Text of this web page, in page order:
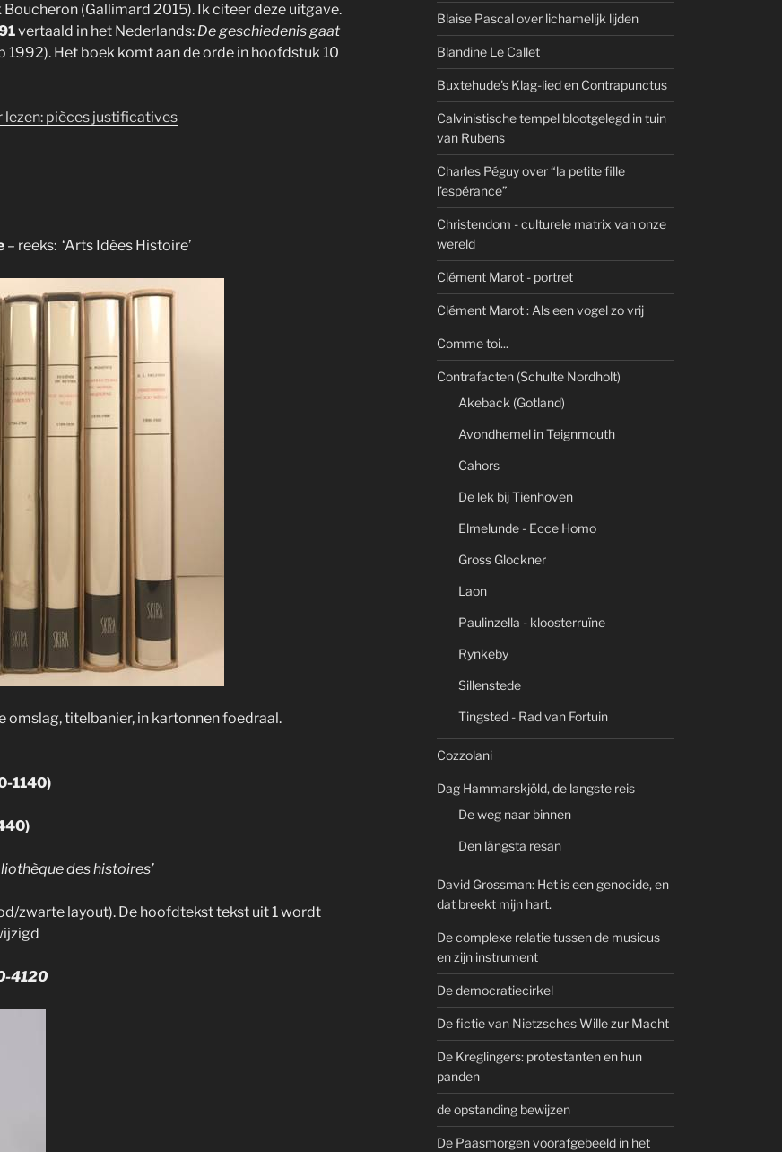
Boucheron (Gallimard 2015). Ik citeer deze uitgave.
vertaald in het Nederlands: De geschiedenis gaat
1992). Het boek komt aan de orde in hoofdstuk 10
lezen: pièces justificatives
– reeks: ‘Arts Idées Histoire’
titelbanier, in kartonnen foedraal.
1140)
des histoires’
zwarte layout). De hoofdtekst tekst uit 1 wordt
4120
Blaise Pascal over lichamelijk lijden
Blandine Le Callet
Buxtehude's Klag-lied en Contrapunctus
Calvinistische tempel blootgelegd in tuin
van Rubens
Charles Péguy over “la petite fille
l’espérance”
Christendom - culturele matrix van onze
wereld
Clément Marot - portret
Clément Marot : Als een vogel zo vrij
Comme toi...
Contrafacten (Schulte Nordholt)
Akeback (Gotland)
Avondhemel in Teignmouth
Cahors
De lek bij Tienhoven
Elmelunde - Ecce Homo
Gross Glockner
Laon
Paulinzella - kloosterruïne
Rynkeby
Sillenstede
Tingsted - Rad van Fortuin
Cozzolani
Dag Hammarskjöld, de langste reis
De weg naar binnen
Den längsta resan
David Grossman: Het is een genocide, en
dat breekt mijn hart.
De complexe relatie tussen de musicus
en zijn instrument
De democratiecirkel
De fictie van Nietzsches Wille zur Macht
De Kreglingers: protestanten en hun
panden
de opstanding bewijzen
De Paasmorgen voorafgebeeld in het